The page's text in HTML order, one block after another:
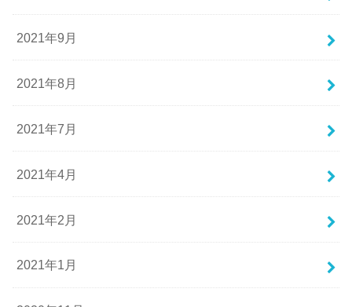
2021年9月
2021年8月
2021年7月
2021年4月
2021年2月
2021年1月